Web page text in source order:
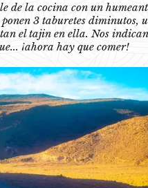
de la cocina con un
3 taburetes diminutos,
el tajin en ella. Nos indican
¡ahora hay que comer!